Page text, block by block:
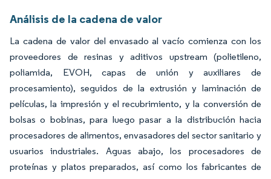
Análisis de la cadena de valor
La cadena de valor del envasado al vacío comienza con los
proveedores de resinas y aditivos upstream (polietileno,
poliamida, EVOH, capas de unión y auxiliares de
procesamiento), seguidos de la extrusión y laminación de
películas, la impresión y el recubrimiento, y la conversión de
bolsas o bobinas, para luego pasar a la distribución hacia
procesadores de alimentos, envasadores del sector sanitario y
usuarios industriales. Aguas abajo, los procesadores de
proteínas y platos preparados, así como los fabricantes de